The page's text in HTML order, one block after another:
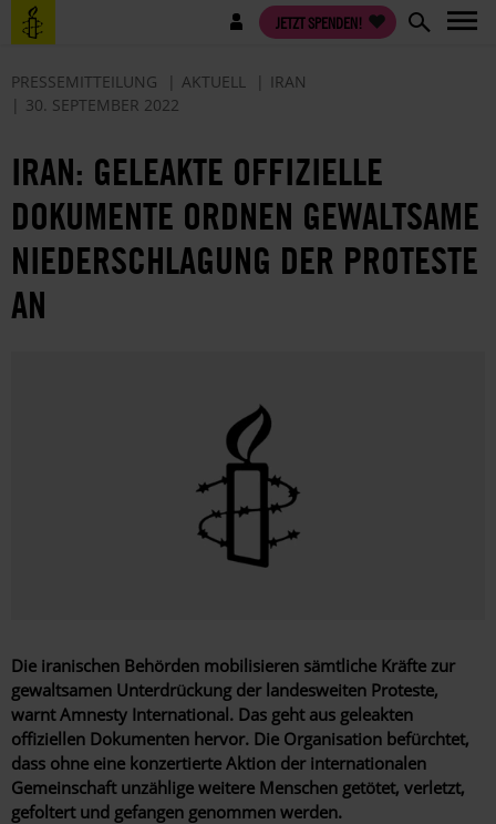
Direkt
zum
Benutzermenü JETZT SPENDEN!
PRESSEMITTEILUNG AKTUELL
IRAN
30. SEPTEMBER 2022
IRAN: GELEAKTE OFFIZIELLE
DOKUMENTE ORDNEN GEWALTSAME
NIEDERSCHLAGUNG DER PROTESTE
AN
Die iranischen Behörden mobilisieren sämtliche Kräfte zur
gewaltsamen Unterdrückung der landesweiten Proteste,
warnt Amnesty International. Das geht aus geleakten
offiziellen Dokumenten hervor. Die Organisation befürchtet,
dass ohne eine konzertierte Aktion der internationalen
Gemeinschaft unzählige weitere Menschen getötet, verletzt,
gefoltert und gefangen genommen werden.